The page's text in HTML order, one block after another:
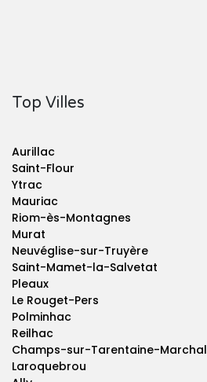
Top Villes
Aurillac
Saint-Flour
Ytrac
Mauriac
Riom-ès-Montagnes
Murat
Neuvéglise-sur-Truyère
Saint-Mamet-la-Salvetat
Pleaux
Le Rouget-Pers
Polminhac
Reilhac
Champs-sur-Tarentaine-Marchal
Laroquebrou